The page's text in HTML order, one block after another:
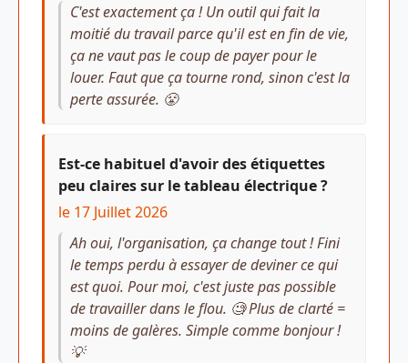
C'est exactement ça ! Un outil qui fait la
moitié du travail parce qu'il est en fin de vie,
ça ne vaut pas le coup de payer pour le
louer. Faut que ça tourne rond, sinon c'est la
perte assurée. 😤
Est-ce habituel d'avoir des étiquettes
peu claires sur le tableau électrique ?
le 17 Juillet 2026
Ah oui, l'organisation, ça change tout ! Fini
le temps perdu à essayer de deviner ce qui
est quoi. Pour moi, c'est juste pas possible
de travailler dans le flou. 🧐 Plus de clarté =
moins de galères. Simple comme bonjour !
💡